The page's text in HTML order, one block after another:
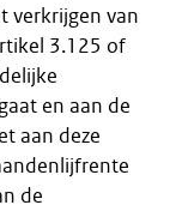
verkrijgen van
3.125 of
en aan de
aan deze
de